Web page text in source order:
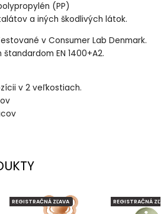
(PP)
a iných škodlivých látok.
v Consumer Lab Denmark.
EN 1400+A2.
v 2 veľkostiach.
REGISTRAČNÁ ZĽAVA REGISTRAČNÁ